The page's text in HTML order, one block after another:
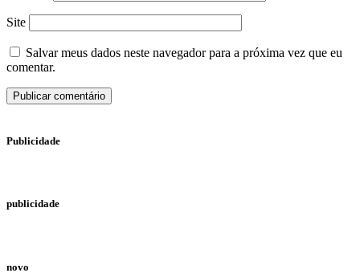
Site
Salvar meus dados neste navegador para a próxima vez que eu
comentar.
Publicidade
publicidade
novo